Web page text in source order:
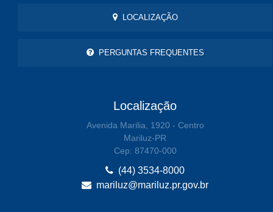
LOCALIZAÇÃO
PERGUNTAS FREQUENTES
Localização
Avenida Marilia, 1920 - Centro
Mariluz-PR
Cep: 87470-000
(44) 3534-8000
mariluz@mariluz.pr.gov.br